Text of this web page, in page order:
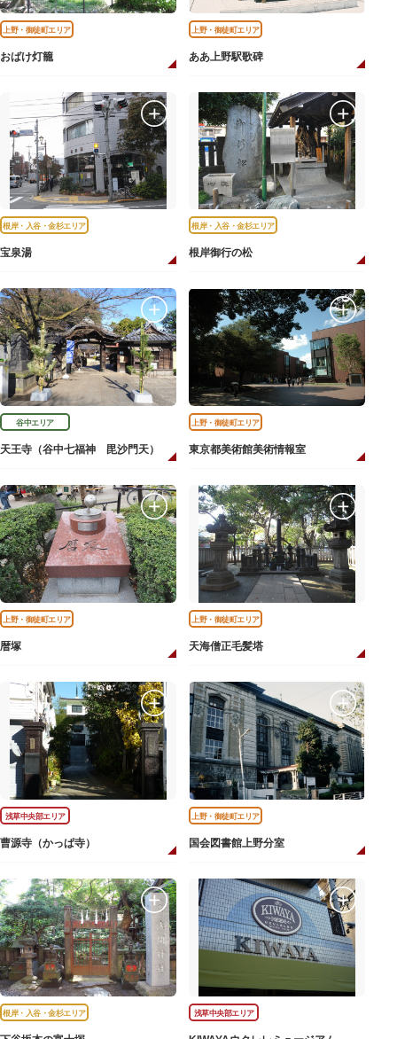
上野・御徒町エリア
おばけ灯籠
上野・御徒町エリア
ああ上野駅歌碑
根岸・入谷・金杉エリア
宝泉湯
根岸・入谷・金杉エリア
根岸御行の松
谷中エリア
天王寺（谷中七福神 毘沙門天）
上野・御徒町エリア
東京都美術館美術情報室
上野・御徒町エリア
暦塚
上野・御徒町エリア
天海僧正毛髪塔
浅草中央部エリア
曹源寺（かっぱ寺）
上野・御徒町エリア
国会図書館上野分室
根岸・入谷・金杉エリア 浅草中央部エリア